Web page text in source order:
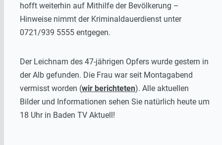
hofft weiterhin auf Mithilfe der Bevölkerung –
Hinweise nimmt der Kriminaldauerdienst unter
0721/939 5555 entgegen.
Der Leichnam des 47-jährigen Opfers wurde gestern in
der Alb gefunden. Die Frau war seit Montagabend
vermisst worden (wir berichteten). Alle aktuellen
Bilder und Informationen sehen Sie natürlich heute um
18 Uhr in Baden TV Aktuell!